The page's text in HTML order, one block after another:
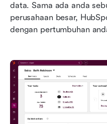
data. Sama ada anda
perusahaan besar,
dengan pertumbuhan